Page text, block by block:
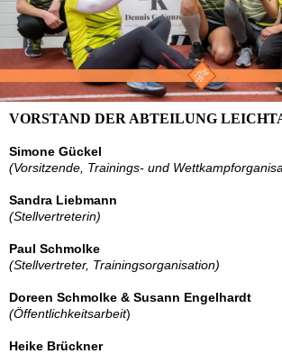
VORSTAND DER ABTEILUNG
Simone Gückel
(Vorsitzende, Trainings- und
Sandra Liebmann
(Stellvertreterin)
Paul Schmolke
(Stellvertreter, Trainingsorganisation)
Doreen Schmolke & Susann Engelhardt
(Öffentlichkeitsarbeit)
Heike Brückner